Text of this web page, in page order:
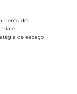
de
e
de espaço